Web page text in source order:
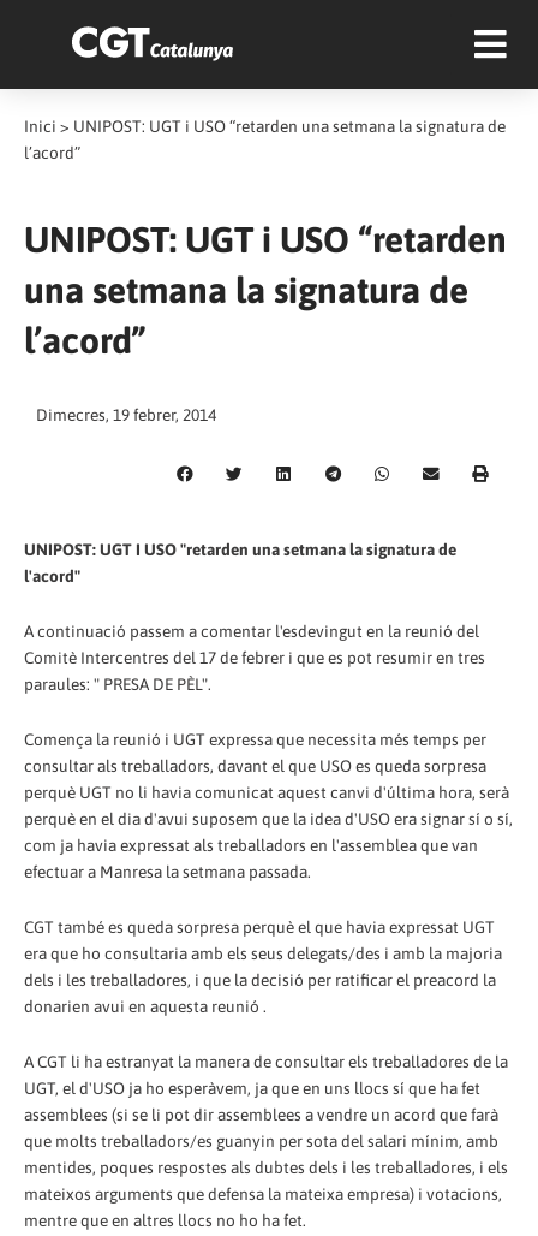
Inici > UNIPOST: UGT i USO “retarden una setmana la signatura de
l’acord”
UNIPOST: UGT i USO “retarden
una setmana la signatura de
l’acord”
Dimecres, 19 febrer, 2014
UNIPOST: UGT I USO "retarden una setmana la signatura de
l'acord"
A continuació passem a comentar l'esdevingut en la reunió del
Comitè Intercentres del 17 de febrer i que es pot resumir en tres
paraules: " PRESA DE PÈL".
Comença la reunió i UGT expressa que necessita més temps per
consultar als treballadors, davant el que USO es queda sorpresa
perquè UGT no li havia comunicat aquest canvi d'última hora, serà
perquè en el dia d'avui suposem que la idea d'USO era signar sí o sí,
com ja havia expressat als treballadors en l'assemblea que van
efectuar a Manresa la setmana passada.
CGT també es queda sorpresa perquè el que havia expressat UGT
era que ho consultaria amb els seus delegats/des i amb la majoria
dels i les treballadores, i que la decisió per ratificar el preacord la
donarien avui en aquesta reunió .
A CGT li ha estranyat la manera de consultar els treballadores de la
UGT, el d'USO ja ho esperàvem, ja que en uns llocs sí que ha fet
assemblees (si se li pot dir assemblees a vendre un acord que farà
que molts treballadors/es guanyin per sota del salari mínim, amb
mentides, poques respostes als dubtes dels i les treballadores, i els
mateixos arguments que defensa la mateixa empresa) i votacions,
mentre que en altres llocs no ho ha fet.